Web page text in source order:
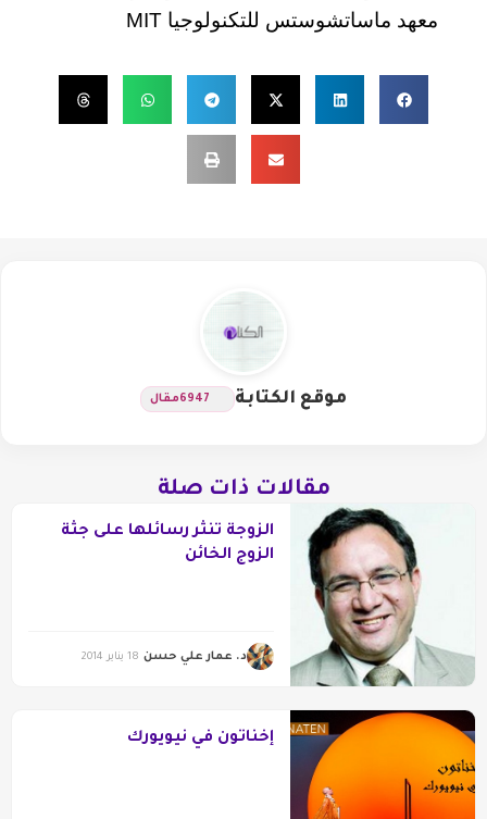
معهد ماساتشوستس للتكنولوجيا MIT
موقع الكتابة 6947مقال
مقالات ذات صلة
الزوجة تنثر رسائلها على جثة
الزوج الخائن
د. عمار علي حسن 18 يناير 2014
إخناتون في نيويورك